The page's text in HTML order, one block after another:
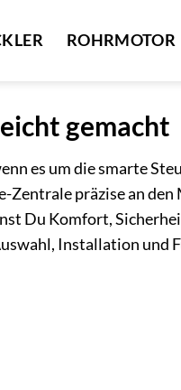
ROHRMOTOR
gemacht
es um die smarte
präzise an
Du Komfort,
Installation und